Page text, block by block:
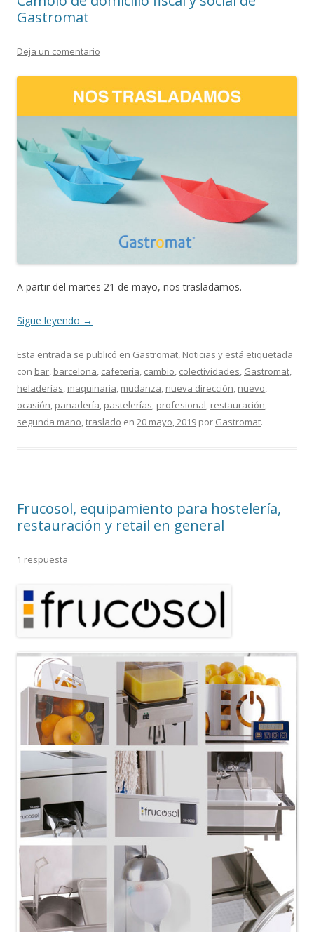
Gastromat
Deja un comentario
A partir del martes 21 de mayo, nos trasladamos.
Sigue leyendo →
Esta entrada se publicó en Gastromat, Noticias y está etiquetada
con bar, barcelona, cafetería, cambio, colectividades, Gastromat,
heladerías, maquinaria, mudanza, nueva dirección, nuevo,
ocasión, panadería, pastelerías, profesional, restauración,
segunda mano,traslado en 20 mayo, 2019 por Gastromat.
Frucosol, equipamiento para hostelería,
restauración y retail en general
1 respuesta